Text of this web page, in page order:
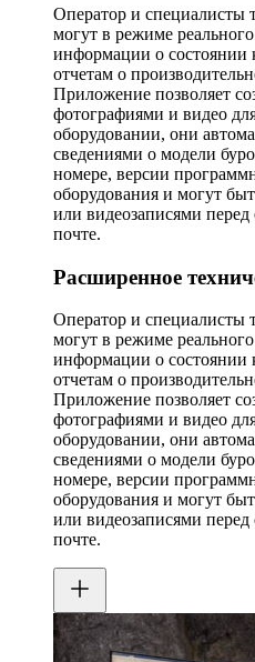
Оператор и специалисты
могут в режиме
информации о состоянии
отчетам о
Приложение позволяет
фотографиями и видео
оборудовании, они
сведениями о модели
номере, версии
оборудования и могут
или видеозаписями
почте.
Расширенное
Оператор и специалисты
могут в режиме
информации о состоянии
отчетам о
Приложение позволяет
фотографиями и видео
оборудовании, они
сведениями о модели
номере, версии
оборудования и могут
или видеозаписями
почте.